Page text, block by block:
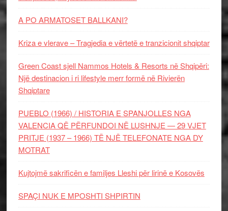
A PO ARMATOSET BALLKANI?
Kriza e vlerave – Tragjedia e vërtetë e tranzicionit shqiptar
Green Coast sjell Nammos Hotels & Resorts në Shqipëri:
Një destinacion i ri lifestyle merr formë në Rivierën
Shqiptare
PUEBLO (1966) / HISTORIA E SPANJOLLES NGA
VALENCIA QË PËRFUNDOI NË LUSHNJE — 29 VJET
PRITJE (1937 – 1966) TË NJË TELEFONATE NGA DY
MOTRAT
Kujtojmë sakrificën e familjes Lleshi për lirinë e Kosovës
SPAÇI NUK E MPOSHTI SHPIRTIN